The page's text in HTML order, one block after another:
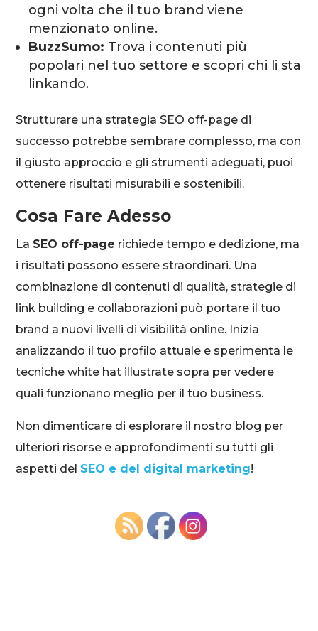
ogni volta che il tuo brand viene
menzionato online.
BuzzSumo: Trova i contenuti più
popolari nel tuo settore e scopri chi li sta
linkando.
Strutturare una strategia SEO off-page di
successo potrebbe sembrare complesso, ma con
il giusto approccio e gli strumenti adeguati, puoi
ottenere risultati misurabili e sostenibili.
Cosa Fare Adesso
La SEO off-page richiede tempo e dedizione, ma
i risultati possono essere straordinari. Una
combinazione di contenuti di qualità, strategie di
link building e collaborazioni può portare il tuo
brand a nuovi livelli di visibilità online. Inizia
analizzando il tuo profilo attuale e sperimenta le
tecniche white hat illustrate sopra per vedere
quali funzionano meglio per il tuo business.
Non dimenticare di esplorare il nostro blog per
ulteriori risorse e approfondimenti su tutti gli
aspetti del SEO e del digital marketing!